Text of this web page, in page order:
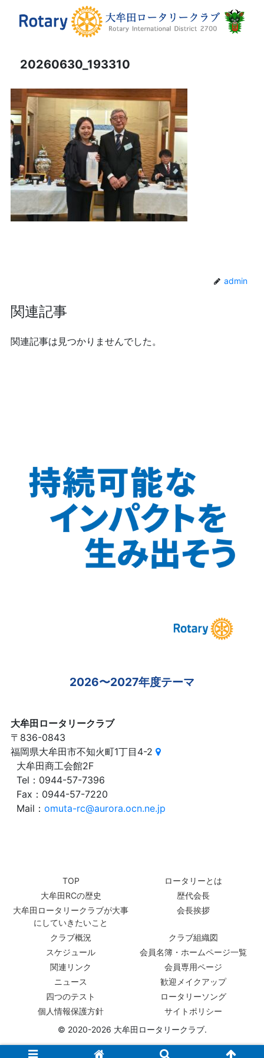
20260630_193310
admin
関連記事
関連記事は見つかりませんでした。
2026〜2027年度テーマ
大牟田ロータリークラブ
〒836-0843
福岡県大牟田市不知火町1丁目4-2
大牟田商工会館2F
Tel：0944-57-7396
Fax：0944-57-7220
Mail：omuta-rc@aurora.ocn.ne.jp
TOP
ロータリーとは
大牟田RCの歴史
歴代会長
大牟田ロータリークラブが大事
にしていきたいこと
会長挨拶
クラブ概況
クラブ組織図
スケジュール
会員名簿・ホームページ一覧
関連リンク
会員専用ページ
ニュース
歓迎メイクアップ
四つのテスト
ロータリーソング
個人情報保護方針
サイトポリシー
© 2020-2026 大牟田ロータリークラブ.